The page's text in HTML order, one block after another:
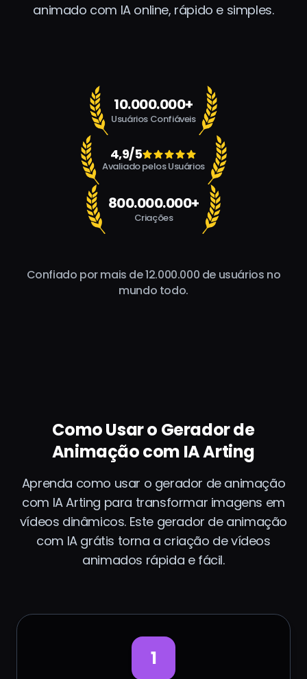
animado com IA online, rápido e simples.
10.000.000+
Usuários Confiáveis
4,9/5
Avaliado pelos Usuários
800.000.000+
Criações
Confiado por mais de 12.000.000 de usuários no
mundo todo.
Como Usar o Gerador de
Animação com IA Arting
Aprenda como usar o gerador de animação
com IA Arting para transformar imagens em
vídeos dinâmicos. Este gerador de animação
com IA grátis torna a criação de vídeos
animados rápida e fácil.
1